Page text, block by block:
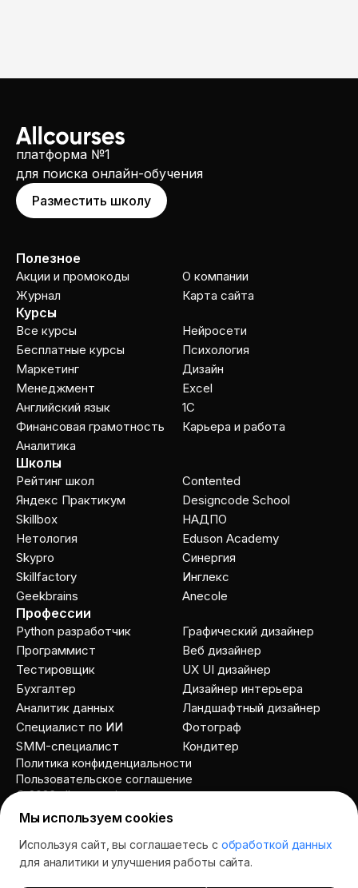
платформа №1
для поиска онлайн-обучения
Разместить школу
Полезное
Акции и промокоды
Журнал
О компании
Карта сайта
Курсы
Все курсы
Бесплатные курсы
Маркетинг
Менеджмент
Английский язык
Финансовая грамотность
Аналитика
Нейросети
Психология
Дизайн
Excel
1C
Карьера и работа
Школы
Рейтинг школ
Яндекс Практикум
Skillbox
Нетология
Skypro
Skillfactory
Geekbrains
Contented
Designcode School
НАДПО
Eduson Academy
Cинергия
Инглекс
Anecole
Профессии
Python разработчик
Программист
Тестировщик
Бухгалтер
Аналитик данных
Специалист по ИИ
SMM-специалист
Графический дизайнер
Веб дизайнер
UX UI дизайнер
Дизайнер интерьера
Ландшафтный дизайнер
Фотограф
Кондитер
© 2026 allcourses.io
Пользовательское соглашение
Политика конфиденциальности
Мы используем cookies
Используя сайт, вы соглашаетесь с обработкой данных
для аналитики и улучшения работы сайта.